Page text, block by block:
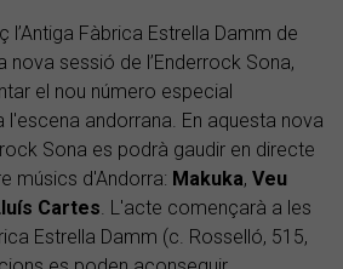
l’Antiga Fàbrica Estrella Damm de
nova sessió de l’Enderrock Sona,
el nou número especial
andorrana. En aquesta nova
Sona es podrà gaudir en directe
músics d'Andorra: Makuka, Veu
Cartes . L'acte començarà a les
Estrella Damm (c. Rosselló, 515,